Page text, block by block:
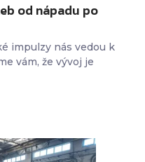
od nápadu po
impulzy nás vedou k
vám, že vývoj je